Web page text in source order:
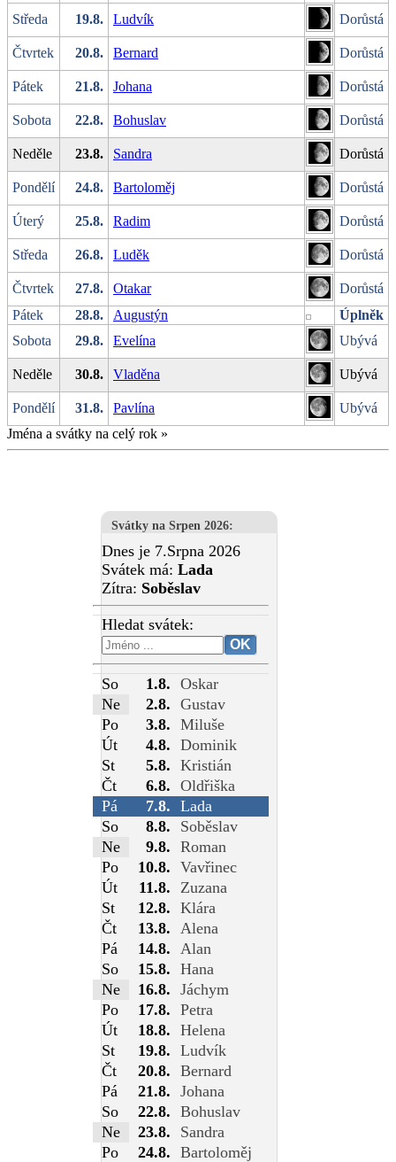
Středa 19.8. Ludvík Dorůstá
Čtvrtek 20.8. Bernard Dorůstá
Pátek 21.8. Johana Dorůstá
Sobota 22.8. Bohuslav Dorůstá
Neděle 23.8. Sandra Dorůstá
Pondělí 24.8. Bartoloměj Dorůstá
Úterý 25.8. Radim Dorůstá
Středa 26.8. Luděk Dorůstá
Čtvrtek 27.8. Otakar
Dorůstá
Pátek
28.8. Augustýn
Úplněk
Sobota
29.8. Evelína Ubývá
Neděle 30.8. Vladěna Ubývá
Pondělí 31.8. Pavlína
Ubývá
Jména a svátky na celý rok »
Svátky na Srpen 2026:
Dnes je 7.Srpna 2026
Svátek má: Lada
Zítra: Soběslav
Hledat svátek:
So 1.8. Oskar
Ne
2.8. Gustav
Po
3.8. Miluše
Út
4.8. Dominik
St
5.8. Kristián
Čt
6.8. Oldřiška
Pá
7.8. Lada
So
8.8.
Soběslav
Ne
9.8. Roman
Po
10.8. Vavřinec
Út
11.8.
Zuzana
St
12.8. Klára
Čt
13.8.
Alena
Pá
14.8.
Alan
So
15.8. Hana
Ne
16.8. Jáchym
Po
17.8. Petra
Út
18.8. Helena
St
19.8. Ludvík
Čt
20.8. Bernard
Pá
21.8. Johana
So
22.8. Bohuslav
Ne
23.8.
Sandra
Po
24.8. Bartoloměj